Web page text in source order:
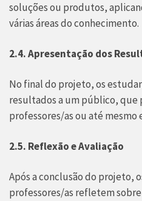
soluções ou produtos,
várias áreas do conhecimento.
2.4. Apresentação dos
No final do projeto, os
resultados a um público, que
professores/as ou até mesmo
2.5. Reflexão e Avaliação
Após a conclusão do projeto,
professores/as refletem